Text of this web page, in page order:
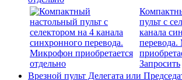
пульт с
канала
Запросить
Врезной пульт Делегата или